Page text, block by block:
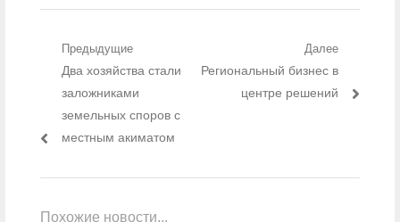
Навигация по записям
Предыдущие
Предыдущий пост:
Два хозяйства стали
заложниками
земельных споров с
местным акиматом
Далее
Следующий пост:
Региональный бизнес в
центре решений
Похожие новости...